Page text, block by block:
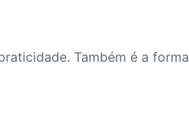
Também é a forma